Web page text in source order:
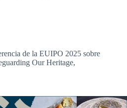
de la EUIPO 2025 sobre
Our Heritage,